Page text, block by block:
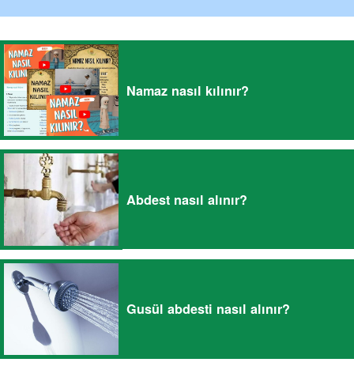
Namaz nasıl kılınır?
Abdest nasıl alınır?
Gusül abdesti nasıl alınır?